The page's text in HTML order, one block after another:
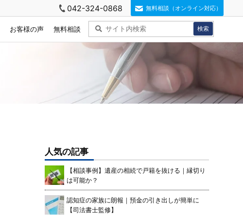
お客様の声 無料相談
042-324-0868 無料相談（オンライン対応）
人気の記事
【相談事例】遺産の相続で戸籍を抜ける｜縁切り
は可能か？
認知症の家族に朗報｜預金の引き出しが簡単に
【司法書士監修】